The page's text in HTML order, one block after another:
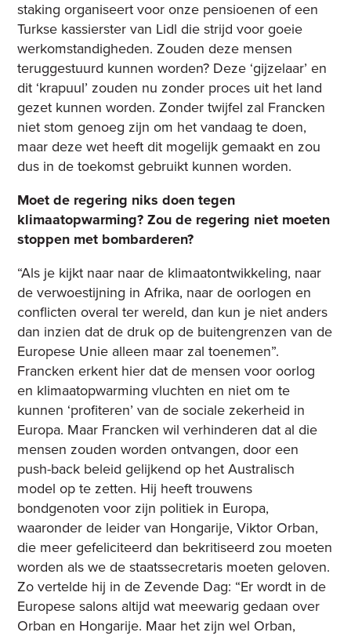
staking organiseert voor onze pensioenen of een
Turkse kassierster van Lidl die strijd voor goeie
werkomstandigheden. Zouden deze mensen
teruggestuurd kunnen worden? Deze ‘gijzelaar’ en
dit ‘krapuul’ zouden nu zonder proces uit het land
gezet kunnen worden. Zonder twijfel zal Francken
niet stom genoeg zijn om het vandaag te doen,
maar deze wet heeft dit mogelijk gemaakt en zou
dus in de toekomst gebruikt kunnen worden.
Moet de regering niks doen tegen
klimaatopwarming? Zou de regering niet moeten
stoppen met bombarderen?
“Als je kijkt naar naar de klimaatontwikkeling, naar
de verwoestijning in Afrika, naar de oorlogen en
conflicten overal ter wereld, dan kun je niet anders
dan inzien dat de druk op de buitengrenzen van de
Europese Unie alleen maar zal toenemen”.
Francken erkent hier dat de mensen voor oorlog
en klimaatopwarming vluchten en niet om te
kunnen ‘profiteren’ van de sociale zekerheid in
Europa. Maar Francken wil verhinderen dat al die
mensen zouden worden ontvangen, door een
push-back beleid gelijkend op het Australisch
model op te zetten. Hij heeft trouwens
bondgenoten voor zijn politiek in Europa,
waaronder de leider van Hongarije, Viktor Orban,
die meer gefeliciteerd dan bekritiseerd zou moeten
worden als we de staatssecretaris moeten geloven.
Zo vertelde hij in de Zevende Dag: “Er wordt in de
Europese salons altijd wat meewarig gedaan over
Orban en Hongarije. Maar het zijn wel Orban,